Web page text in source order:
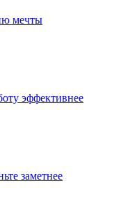
мечты
эффективнее
заметнее